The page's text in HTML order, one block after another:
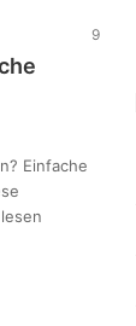
9
Einfache